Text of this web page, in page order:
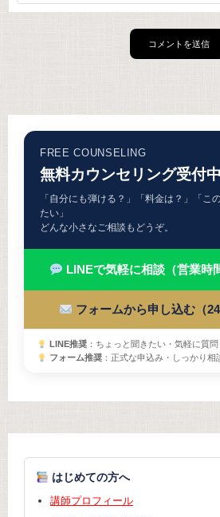
FREE COUNSELING
無料カウンセリング受付中
「自分にも弾ける？」「料金は？」「こ
たい」
どんな小さなご相談もどうぞ。
LINEで気軽に相談（営業時
フォームから申し込む（
LINE推奨：ちょっと聞きたい・気軽に質
フォーム推奨：正式な申込み・しっかり相
はじめての方へ
講師プロフィール